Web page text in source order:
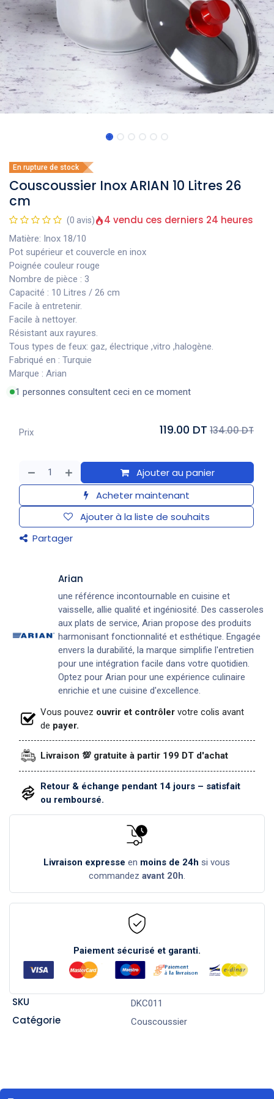
En rupture de stock
Couscoussier Inox ARIAN 10 Litres 26
cm
(0 avis) 4 vendu ces derniers 24 heures
Matière: Inox 18/10
Pot supérieur et couvercle en inox
Poignée couleur rouge
Nombre de pièce : 3
Capacité : 10 Litres / 26 cm
Facile à entretenir.
Facile à nettoyer.
Résistant aux rayures.
Tous types de feux: gaz, électrique ,vitro ,halogène.
Fabriqué en : Turquie
Marque : Arian
1 personnes consultent ceci en ce moment
Ajouter au panier
Acheter maintenant
Ajouter à la liste de souhaits
Partager
Prix 119.00 DT 134.00 DT
Arian
une référence incontournable en cuisine et
vaisselle, allie qualité et ingéniosité. Des casseroles
aux plats de service, Arian propose des produits
harmonisant fonctionnalité et esthétique. Engagée
envers la durabilité, la marque simplifie l'entretien
pour une intégration facile dans votre quotidien.
Optez pour Arian pour une expérience culinaire
enrichie et une cuisine d'excellence.
Vous pouvez ouvrir et contrôler votre colis avant
de payer.
Livraison 💯 gratuite à partir 199 DT d'achat
Retour & échange pendant 14 jours – satisfait
ou remboursé.
Livraison expresse en moins de 24h si vous
commandez avant 20h.
Paiement sécurisé et garanti.
SKU DKC011
Catégorie Couscoussier